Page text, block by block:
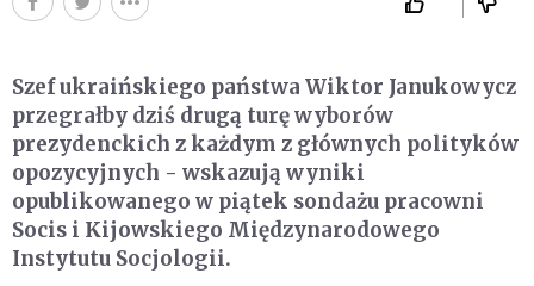
Szef ukraińskiego państwa Wiktor Janukowycz
przegrałby dziś drugą turę wyborów
prezydenckich z każdym z głównych polityków
opozycyjnych - wskazują wyniki
opublikowanego w piątek sondażu pracowni
Socis i Kijowskiego Międzynarodowego
Instytutu Socjologii.